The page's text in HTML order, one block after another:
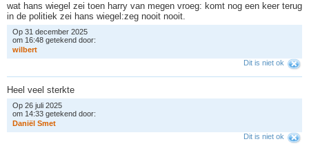
wat hans wiegel zei toen harry van megen vroeg: komt nog een keer terug
in de politiek zei hans wiegel:zeg nooit nooit.
Op 31 december 2025
om 16:48 getekend door:
wi bert
Dit is niet ok
Heel veel sterkte
Op 26 juli 2025
om 14:33 getekend door:
Danië Smet
Dit is niet ok